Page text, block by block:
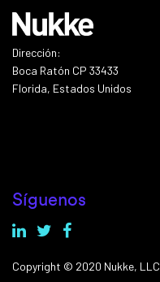
Dirección:
Boca Ratón CP 33433
Florida, Estados Unidos
Síguenos
Copyright © 2020 Nukke, LLC